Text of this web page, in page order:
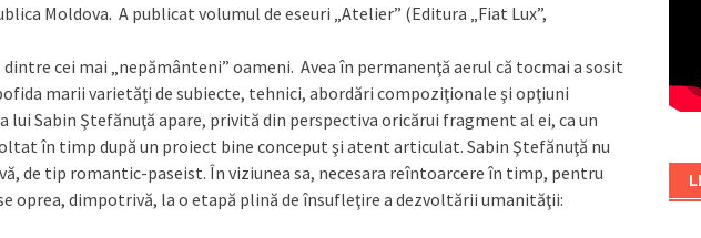
Moldova. A publicat volumul de eseuri „Atelier” (Editura „Fiat Lux”,
cei mai „nepământeni” oameni. Avea în permanenţă aerul că tocmai a sosit
marii varietăţi de subiecte, tehnici, abordări compoziţionale şi opţiuni
lui Sabin Ştefănuţă apare, privită din perspectiva oricărui fragment al ei, ca un
în timp după un proiect bine conceput şi atent articulat. Sabin Ştefănuţă nu
de tip romantic-paseist. În viziunea sa, necesara reîntoarcere în timp, pentru
oprea, dimpotrivă, la o etapă plină de însufleţire a dezvoltării umanităţii: